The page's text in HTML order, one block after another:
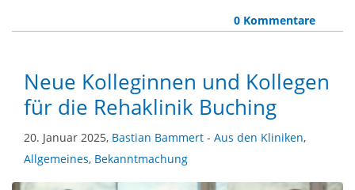
0 Kommentare
Neue Kolleginnen und Kollegen
für die Rehaklinik Buching
20. Januar 2025, Bastian Bammert - Aus den Kliniken,
Allgemeines, Bekanntmachung